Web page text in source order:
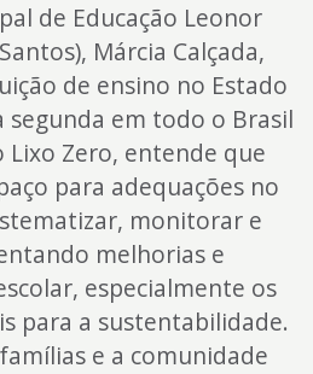
de Educação Leonor
Márcia Calçada,
de ensino no Estado
segunda em todo o Brasil
Zero, entende que
para adequações no
monitorar e
melhorias e
especialmente os
para a sustentabilidade.
e a comunidade